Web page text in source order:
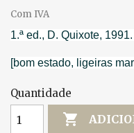
Com IVA
1.ª ed., D. Quixote,
[bom estado, ligeiras
Quantidade
